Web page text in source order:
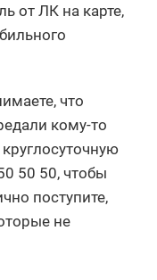
от ЛК на карте,
что
кому-то
50 50, чтобы
поступите,
не